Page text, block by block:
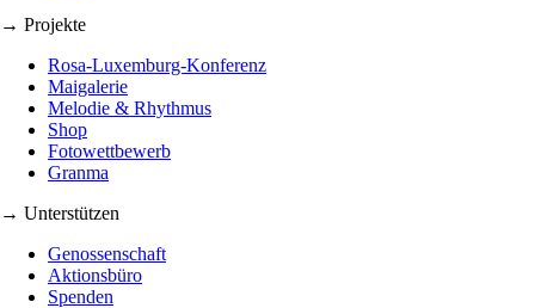
→ Projekte
Rosa-Luxemburg-Konferenz
Maigalerie
Melodie & Rhythmus
Shop
Fotowettbewerb
Granma
→ Unterstützen
Genossenschaft
Aktionsbüro
Spenden